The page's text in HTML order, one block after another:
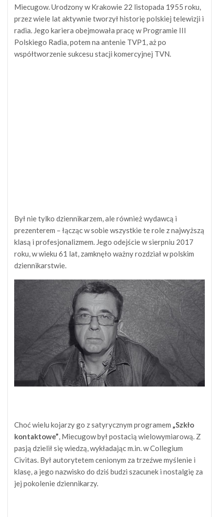
Miecugow. Urodzony w Krakowie 22 listopada 1955 roku,
przez wiele lat aktywnie tworzył historię polskiej telewizji i
radia. Jego kariera obejmowała pracę w Programie III
Polskiego Radia, potem na antenie TVP1, aż po
współtworzenie sukcesu stacji komercyjnej TVN.
Był nie tylko dziennikarzem, ale również wydawcą i
prezenterem – łącząc w sobie wszystkie te role z najwyższą
klasą i profesjonalizmem. Jego odejście w sierpniu 2017
roku, w wieku 61 lat, zamknęło ważny rozdział w polskim
dziennikarstwie.
Choć wielu kojarzy go z satyrycznym programem „Szkło
kontaktowe”, Miecugow był postacią wielowymiarową. Z
pasją dzielił się wiedzą, wykładając m.in. w Collegium
Civitas. Był autorytetem cenionym za trzeźwe myślenie i
klasę, a jego nazwisko do dziś budzi szacunek i nostalgię za
jej pokolenie dziennikarzy.